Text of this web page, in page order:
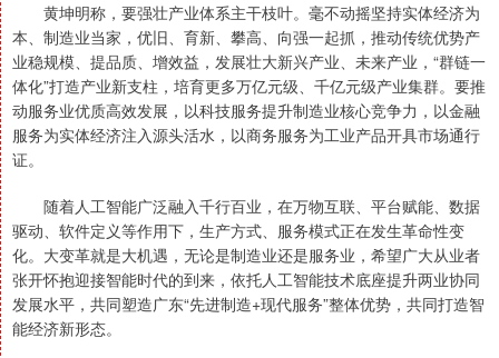
黄坤明称，要强壮产业体系主干枝叶。毫不动摇坚持实体经济为
本、制造业当家，优旧、育新、攀高、向强一起抓，推动传统优势产
业稳规模、提品质、增效益，发展壮大新兴产业、未来产业，“群链一
体化”打造产业新支柱，培育更多万亿元级、千亿元级产业集群。要推
动服务业优质高效发展，以科技服务提升制造业核心竞争力，以金融
服务为实体经济注入源头活水，以商务服务为工业产品开具市场通行
证。
随着人工智能广泛融入千行百业，在万物互联、平台赋能、数据
驱动、软件定义等作用下，生产方式、服务模式正在发生革命性变
化。大变革就是大机遇，无论是制造业还是服务业，希望广大从业者
张开怀抱迎接智能时代的到来，依托人工智能技术底座提升两业协同
发展水平，共同塑造广东“先进制造+现代服务”整体优势，共同打造智
能经济新形态。